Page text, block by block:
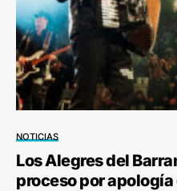
NOTICIAS
Los Alegres del
proceso por